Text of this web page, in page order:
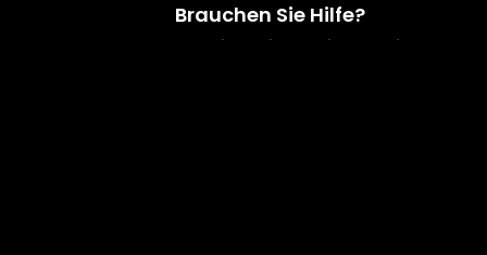
Brauchen Sie Hilfe?
Schreiben Sie uns eine E-Mail